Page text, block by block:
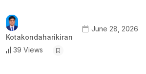
Kotakondaharikiran
June 28, 2026
39 Views